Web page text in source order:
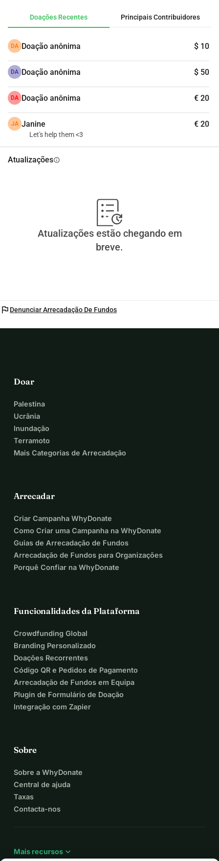
Doações Recentes Principais Contribuidores
DA Doação anônima $ 10
DA Doação anônima $ 50
DA Doação anônima € 20
JA Janine € 20
Let's help them <3
Atualizaçõesinfo
Atualizações estão chegando em
breve.
flag Denunciar Arrecadação De Fundos
Doar
Palestina
Ucrânia
Inundação
Terramoto
Mais Categorias de Arrecadação
Arrecadar
Criar Campanha WhyDonate
Como Criar uma Campanha na WhyDonate
Guias de Arrecadação de Fundos
Arrecadação de Fundos para Organizações
Porquê Confiar na WhyDonate
Funcionalidades da Plataforma
Crowdfunding Global
Branding Personalizado
Doações Recorrentes
Código QR e Pedidos de Pagamento
Arrecadação de Fundos em Equipa
Plugin de Formulário de Doação
Integração com Zapier
Sobre
Sobre a WhyDonate
Central de ajuda
Taxas
Contacta-nos
Mais recursos expand_more